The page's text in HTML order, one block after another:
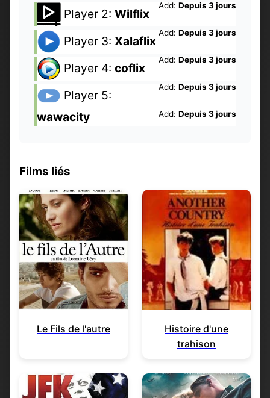
Add: Depuis 3 jours
Player 2: Wilflix
Add: Depuis 3 jours
Player 3: Xalaflix
Add: Depuis 3 jours
Player 4: coflix
Add: Depuis 3 jours
Player 5:
wawacity
Add: Depuis 3 jours
Films liés
Le Fils de l'autre
Histoire d'une
trahison